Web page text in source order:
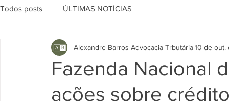
Todos posts ÚLTIMAS NOTÍCIAS
Fazenda Nacional
ações sobre
Alexandre Barros Advocacia Trbutária10 de out.